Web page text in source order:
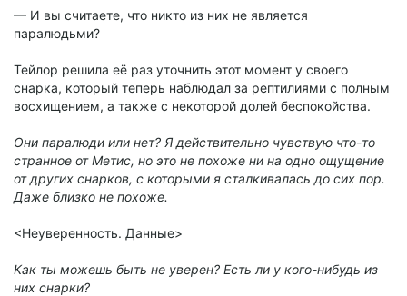
— И вы считаете, что никто из них не является
паралюдьми?
Тейлор решила её раз уточнить этот момент у своего
снарка, который теперь наблюдал за рептилиями с полным
восхищением, а также с некоторой долей беспокойства.
Они паралюди или нет? Я действительно чувствую что-то
странное от Метис, но это не похоже ни на одно ощущение
от других снарков, с которыми я сталкивалась до сих пор.
Даже близко не похоже.
<Неуверенность. Данные>
Как ты можешь быть не уверен? Есть ли у кого-нибудь из
них снарки?